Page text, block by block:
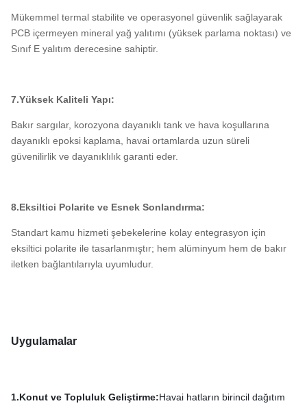
Mükemmel termal stabilite ve operasyonel güvenlik sağlayarak
PCB içermeyen mineral yağ yalıtımı (yüksek parlama noktası) ve
Sınıf E yalıtım derecesine sahiptir.
7.Yüksek Kaliteli Yapı:
Bakır sargılar, korozyona dayanıklı tank ve hava koşullarına
dayanıklı epoksi kaplama, havai ortamlarda uzun süreli
güvenilirlik ve dayanıklılık garanti eder.
8.Eksiltici Polarite ve Esnek Sonlandırma:
Standart kamu hizmeti şebekelerine kolay entegrasyon için
eksiltici polarite ile tasarlanmıştır; hem alüminyum hem de bakır
iletken bağlantılarıyla uyumludur.
Uygulamalar
1.Konut ve Topluluk Geliştirme:Havai hatların birincil dağıtım